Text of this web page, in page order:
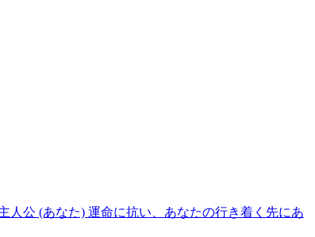
公 (あなた) 運命に抗い、あなたの行き着く先にあ